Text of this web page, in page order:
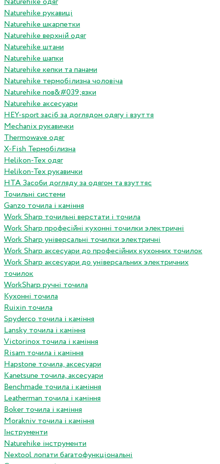
Naturehike рукавиці
Naturehike шкарпетки
Naturehike верхній одяг
Naturehike штани
Naturehike шапки
Naturehike кепки та панами
Naturehike термобілизна чоловіча
Naturehike пов&#039;язки
Naturehike аксесуари
HEY-sport засіб за доглядом одягу і взуття
Mechanix рукавички
Thermowave одяг
X-Fish Термобілизна
Helikon-Tex одяг
Helikon-Tex рукавички
HTA Засоби догляду за одягом та взуттяс
Точильні системи
Ganzo точила і каміння
Work Sharp точильні верстати і точила
Work Sharp професiйнi кухоннi точилки электричнi
Work Sharp унiверсальнi точилки электричнi
Work Sharp аксесуари до професiйних кухонних точилок
Work Sharp аксесуари до унiверсальних электричних
точилок
WorkSharp ручні точила
Кухонні точила
Ruixin точила
Spyderco точила і каміння
Lansky точила і каміння
Victorinox точила і каміння
Risam точила і каміння
Hapstone точила, аксесуари
Kanetsune точила, аксесуари
Benchmade точила і каміння
Leatherman точила і каміння
Boker точила і каміння
Morakniv точила і каміння
Інструменти
Naturehike інструменти
Nextool лопати багатофункціональні